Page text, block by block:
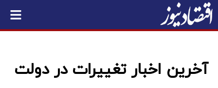
آخرین اخبار تغییرات در دولت